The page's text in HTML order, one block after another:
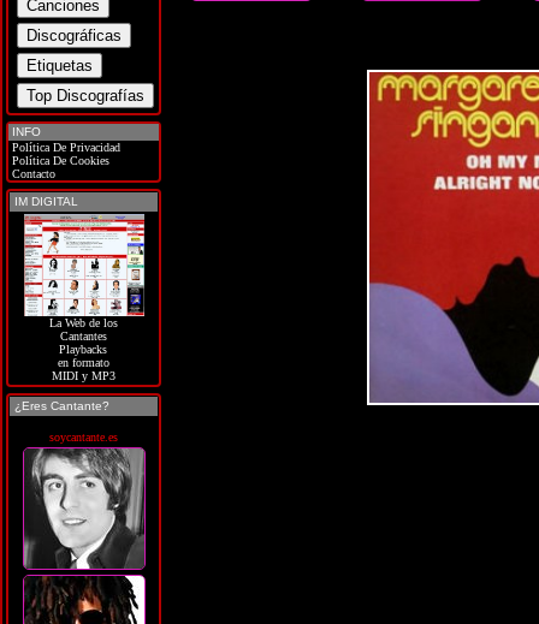
INFO
Política De Privacidad
Política De Cookies
Contacto
IM DIGITAL
La Web de los
Cantantes
Playbacks
en formato
MIDI y MP3
¿Eres Cantante?
soycantante.es